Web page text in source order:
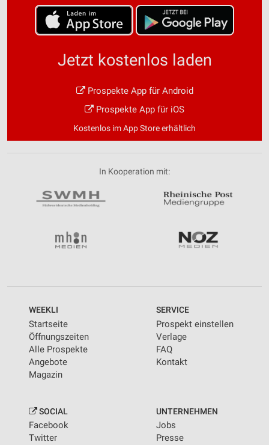
Jetzt kostenlos laden
Prospekte App für Android
Prospekte App für iOS
Kostenlos im App Store erhältlich
In Kooperation mit:
WEEKLI
Startseite
Öffnungszeiten
Alle Prospekte
Angebote
Magazin
SERVICE
Prospekt einstellen
Verlage
FAQ
Kontakt
SOCIAL
Facebook
Twitter
UNTERNEHMEN
Jobs
Presse